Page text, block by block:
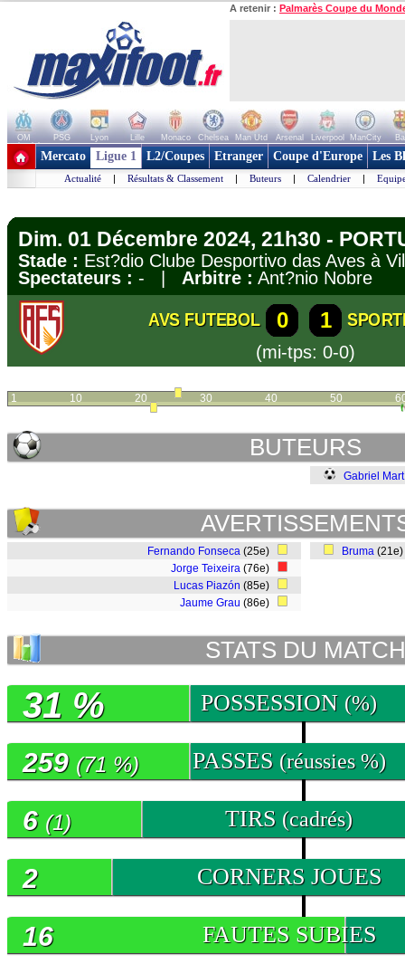
A retenir : Palmarès Coupe du
OM PSG Lyon Lille Monaco Chelsea Man Utd Arsenal Liverpool ManCity
+ de clubs
Mercato Ligue 1 L2/Coupes Etranger Coupe d'Europe Les
Actualité | Résultats & Classement | Buteurs | Calendrier |
Dim. 01 Décembre 2024, 21h30 -
Stade : Est?dio Clube Desportivo das Aves à
Spectateurs : - | Arbitre : Ant?nio Nobre
AVS FUTEBOL 0 1
(mi-tps: 0-0)
1 10 20 30 40 50
BUTEURS
Gabriel
Fernando Fonseca (25e)
Jorge Teixeira (76e)
Lucas Piazón (85e)
Jaume Grau (86e)
Bruma
STATS DU MATCH
POSSESSION (%)
31 %
PASSES (réussies %)
259 (71 %)
TIRS (cadrés)
6 (1)
CORNERS JOUES
2
FAUTES SUBIES
16